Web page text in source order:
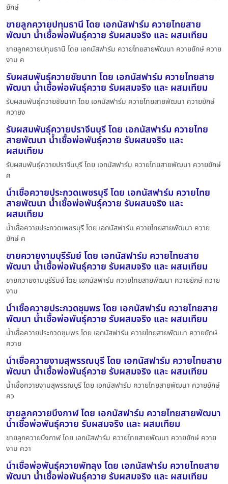
ยักษ์
ขายลูกควายปทุมธานี โดย เอกนัสฟาร์ม ควายไทยสาย
พัฒนา น้ำเชื้อพ่อพันธุ์ควาย รับผสมจริง และ ผสมเทียม
ขายลูกควายปทุมธานี โดย เอกนัสฟาร์ม ควายไทยสายพัฒนา ควายยักษ์ ควาย
งาม ค
รับผสมพันธุ์ควายชัยนาท โดย เอกนัสฟาร์ม ควายไทยสาย
พัฒนา น้ำเชื้อพ่อพันธุ์ควาย รับผสมจริง และ ผสมเทียม
รับผสมพันธุ์ควายชัยนาท โดย เอกนัสฟาร์ม ควายไทยสายพัฒนา ควายยักษ์
ควายง
รับผสมพันธุ์ควายปราจีนบุรี โดย เอกนัสฟาร์ม ควายไทย
สายพัฒนา น้ำเชื้อพ่อพันธุ์ควาย รับผสมจริง และ
ผสมเทียม
รับผสมพันธุ์ควายปราจีนบุรี โดย เอกนัสฟาร์ม ควายไทยสายพัฒนา ควายยักษ์
ค
น้ำเชื้อควายประกวดเพชรบุรี โดย เอกนัสฟาร์ม ควายไทย
สายพัฒนา น้ำเชื้อพ่อพันธุ์ควาย รับผสมจริง และ
ผสมเทียม
น้ำเชื้อควายประกวดเพชรบุรี โดย เอกนัสฟาร์ม ควายไทยสายพัฒนา ควาย
ยักษ์ ค
ขายควายงามบุรีรัมย์ โดย เอกนัสฟาร์ม ควายไทยสาย
พัฒนา น้ำเชื้อพ่อพันธุ์ควาย รับผสมจริง และ ผสมเทียม
ขายควายงามบุรีรัมย์ โดย เอกนัสฟาร์ม ควายไทยสายพัฒนา ควายยักษ์ ควาย
งาม
น้ำเชื้อควายประกวดชุมพร โดย เอกนัสฟาร์ม ควายไทยสาย
พัฒนา น้ำเชื้อพ่อพันธุ์ควาย รับผสมจริง และ ผสมเทียม
น้ำเชื้อควายประกวดชุมพร โดย เอกนัสฟาร์ม ควายไทยสายพัฒนา ควายยักษ์
ควาย
น้ำเชื้อควายงามสุพรรณบุรี โดย เอกนัสฟาร์ม ควายไทยสาย
พัฒนา น้ำเชื้อพ่อพันธุ์ควาย รับผสมจริง และ ผสมเทียม
น้ำเชื้อควายงามสุพรรณบุรี โดย เอกนัสฟาร์ม ควายไทยสายพัฒนา ควายยักษ์
คว
ขายลูกควายบึงกาฬ โดย เอกนัสฟาร์ม ควายไทยสายพัฒนา
น้ำเชื้อพ่อพันธุ์ควาย รับผสมจริง และ ผสมเทียม
ขายลูกควายบึงกาฬ โดย เอกนัสฟาร์ม ควายไทยสายพัฒนา ควายยักษ์ ควาย
งาม ควา
น้ำเชื้อพ่อพันธุ์ควายพัทลุง โดย เอกนัสฟาร์ม ควายไทยสาย
พัฒนา น้ำเชื้อพ่อพันธุ์ควาย รับผสมจริง และ ผสมเทียม